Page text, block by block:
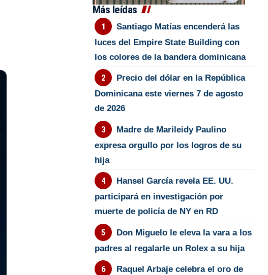
Más leídas
Santiago Matías encenderá las
luces del Empire State Building con
los colores de la bandera dominicana
Precio del dólar en la República
Dominicana este viernes 7 de agosto
de 2026
Madre de Marileidy Paulino
expresa orgullo por los logros de su
hija
Hansel García revela EE. UU.
participará en investigación por
muerte de policía de NY en RD
Don Miguelo le eleva la vara a los
padres al regalarle un Rolex a su hija
Raquel Arbaje celebra el oro de